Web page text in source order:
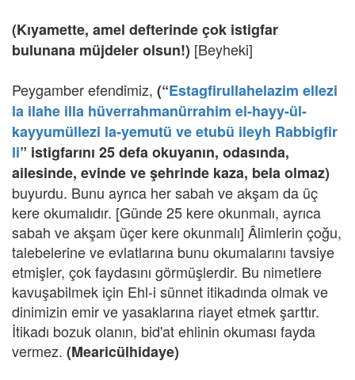
(Kıyamette, amel defterinde çok istigfar
bulunana müjdeler olsun!) [Beyheki]
Peygamber efendimiz, (“Estagfirullahelazim ellezi
la ilahe illa hüverrahmanürrahim el-hayy-ül-
kayyumüllezi la-yemutü ve etubü ileyh Rabbigfir
li” istigfarını 25 defa okuyanın, odasında,
ailesinde, evinde ve şehrinde kaza, bela olmaz)
buyurdu. Bunu ayrıca her sabah ve akşam da üç
kere okumalıdır. [Günde 25 kere okunmalı, ayrıca
sabah ve akşam üçer kere okunmalı] Âlimlerin çoğu,
talebelerine ve evlatlarına bunu okumalarını tavsiye
etmişler, çok faydasını görmüşlerdir. Bu nimetlere
kavuşabilmek için Ehl-i sünnet itikadında olmak ve
dinimizin emir ve yasaklarına riayet etmek şarttır.
İtikadı bozuk olanın, bid'at ehlinin okuması fayda
vermez. (Mearicülhidaye)